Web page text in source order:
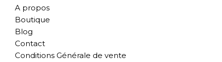
A propos
Boutique
Blog
Contact
Conditions Générale de vente